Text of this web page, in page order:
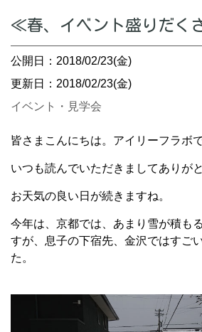
≪春、イベント盛りだく
公開日：2018/02/23(金)
更新日：2018/02/23(金)
イベント・見学会
皆さまこんにちは。アイリーフラボ
いつも読んでいただきましてありが
お天気の良い日が続きますね。
今年は、京都では、あまり雪が積も
すが、息子の下宿先、金沢ではすご
た。